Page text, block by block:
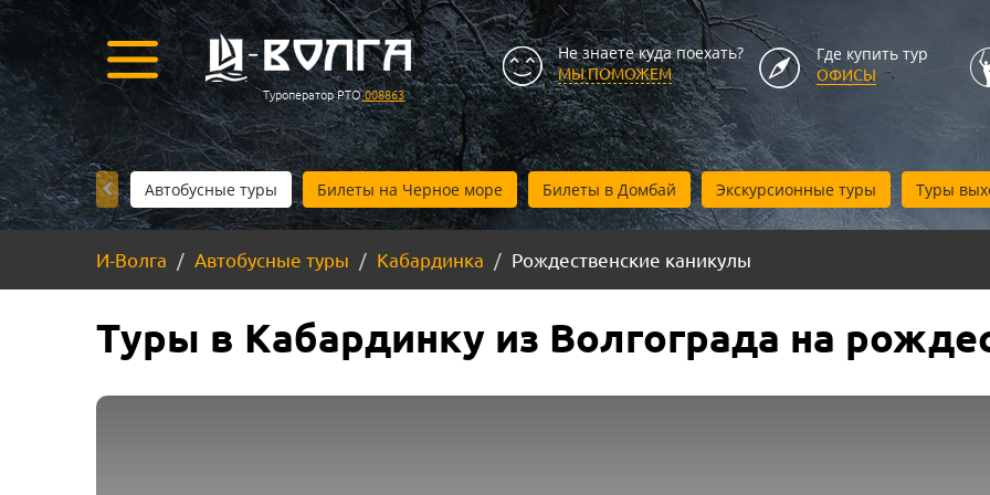
Туроператор РТО008863
Не знаете куда поехать?
МЫ ПОМОЖЕМ
Где купить тур
ОФИСЫ
Автобусные туры Билеты на Черное море Билеты в Домбай Экскурсионные туры Туры
И-Волга Автобусные туры Кабардинка Рождественские каникулы
Туры в Кабардинку из Волгограда на